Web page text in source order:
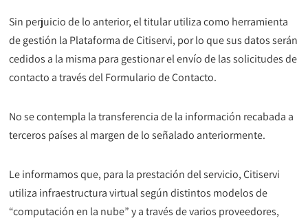
Sin perjuicio de lo anterior, el titular utiliza como herramienta
de gestión la Plataforma de Citiservi, por lo que sus datos serán
cedidos a la misma para gestionar el envío de las solicitudes de
contacto a través del Formulario de Contacto.
No se contempla la transferencia de la información recabada a
terceros países al margen de lo señalado anteriormente.
Le informamos que, para la prestación del servicio, Citiservi
utiliza infraestructura virtual según distintos modelos de
“computación en la nube” y a través de varios proveedores,